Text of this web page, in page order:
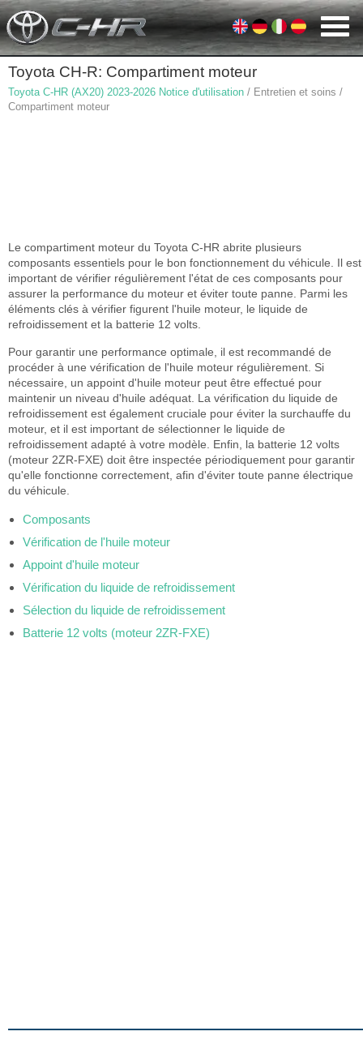
Toyota CH-R: Compartiment moteur
Toyota C-HR (AX20) 2023-2026 Notice d'utilisation / Entretien et soins /
Compartiment moteur
Le compartiment moteur du Toyota C-HR abrite plusieurs
composants essentiels pour le bon fonctionnement du véhicule. Il est
important de vérifier régulièrement l'état de ces composants pour
assurer la performance du moteur et éviter toute panne. Parmi les
éléments clés à vérifier figurent l'huile moteur, le liquide de
refroidissement et la batterie 12 volts.
Pour garantir une performance optimale, il est recommandé de
procéder à une vérification de l'huile moteur régulièrement. Si
nécessaire, un appoint d'huile moteur peut être effectué pour
maintenir un niveau d'huile adéquat. La vérification du liquide de
refroidissement est également cruciale pour éviter la surchauffe du
moteur, et il est important de sélectionner le liquide de
refroidissement adapté à votre modèle. Enfin, la batterie 12 volts
(moteur 2ZR-FXE) doit être inspectée périodiquement pour garantir
qu'elle fonctionne correctement, afin d'éviter toute panne électrique
du véhicule.
Composants
Vérification de l'huile moteur
Appoint d'huile moteur
Vérification du liquide de refroidissement
Sélection du liquide de refroidissement
Batterie 12 volts (moteur 2ZR-FXE)